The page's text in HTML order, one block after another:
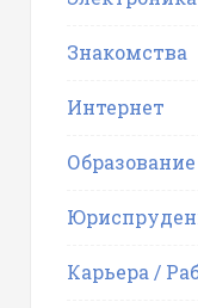
Знакомства
Интернет
Образование
Карьера /